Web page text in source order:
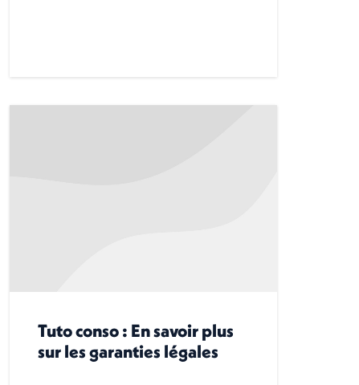
Tuto conso : En savoir plus
sur les garanties légales